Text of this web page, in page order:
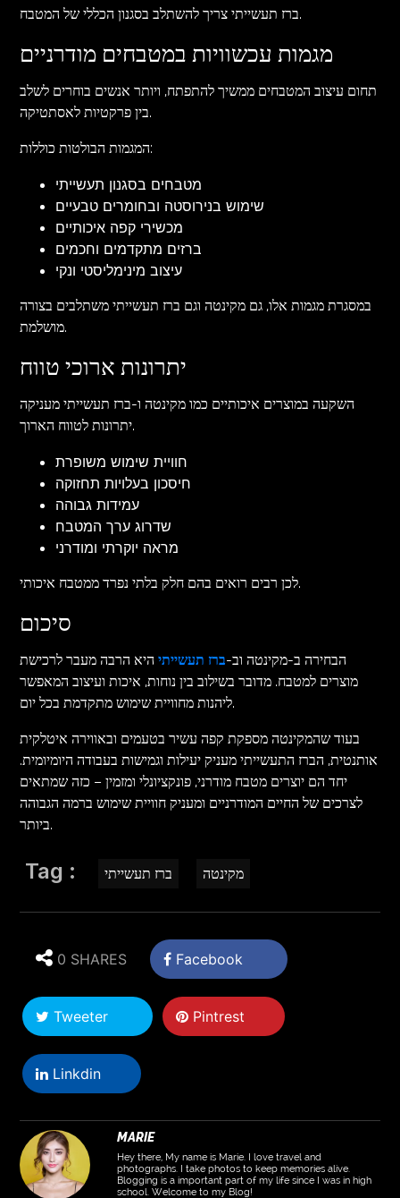
ברז תעשייתי צריך להשתלב בסגנון הכללי של המטבח.
מגמות עכשוויות במטבחים מודרניים
תחום עיצוב המטבחים ממשיך להתפתח, ויותר אנשים בוחרים לשלב
בין פרקטיות לאסתטיקה.
המגמות הבולטות כוללות:
מטבחים בסגנון תעשייתי
שימוש בנירוסטה ובחומרים טבעיים
מכשירי קפה איכותיים
ברזים מתקדמים וחכמים
עיצוב מינימליסטי ונקי
במסגרת מגמות אלו, גם מקינטה וגם ברז תעשייתי משתלבים בצורה
מושלמת.
יתרונות ארוכי טווח
השקעה במוצרים איכותיים כמו מקינטה ו-ברז תעשייתי מעניקה
יתרונות לטווח הארוך.
חוויית שימוש משופרת
חיסכון בעלויות תחזוקה
עמידות גבוהה
שדרוג ערך המטבח
מראה יוקרתי ומודרני
לכן רבים רואים בהם חלק בלתי נפרד ממטבח איכותי.
סיכום
הבחירה ב-מקינטה וב-ברז תעשייתיהיא הרבה מעבר לרכישת
מוצרים למטבח. מדובר בשילוב בין נוחות, איכות ועיצוב המאפשר
ליהנות מחוויית שימוש מתקדמת בכל יום.
בעוד שהמקינטה מספקת קפה עשיר בטעמים ובאווירה איטלקית
אותנטית, הברז התעשייתי מעניק יעילות וגמישות בעבודה היומיומית.
יחד הם יוצרים מטבח מודרני, פונקציונלי ומזמין – כזה שמתאים
לצרכים של החיים המודרניים ומעניק חוויית שימוש ברמה הגבוהה
ביותר.
Tag : ברז תעשייתי מקינטה
0 SHARES Facebook
Tweeter Pintrest
Linkdin
MARIE
Hey there, My name is Marie. I love travel and
photographs. I take photos to keep memories alive.
Blogging is a important part of my life since I was in high
school. Welcome to my Blog!